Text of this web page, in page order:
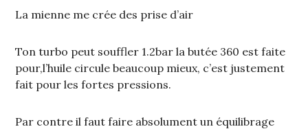
La mienne me crée des prise d’air
Ton turbo peut souffler 1.2bar la butée 360 est faite
pour,l’huile circule beaucoup mieux, c’est justement
fait pour les fortes pressions.
Par contre il faut faire absolument un équilibrage